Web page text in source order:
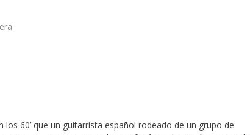
60’ que un guitarrista español rodeado de un grupo de